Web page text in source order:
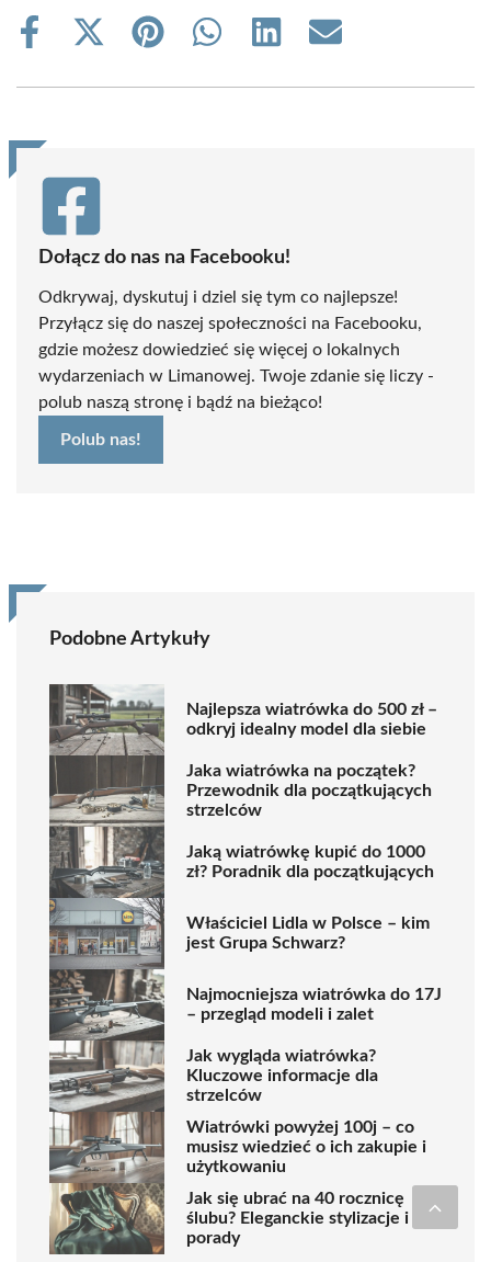
Share
Share
(Twitter)
Share
Share
Share
Share
Dołącz do nas na Facebooku!
Odkrywaj, dyskutuj i dziel się tym co najlepsze!
Przyłącz się do naszej społeczności na Facebooku,
gdzie możesz dowiedzieć się więcej o lokalnych
wydarzeniach w Limanowej. Twoje zdanie się liczy -
polub naszą stronę i bądź na bieżąco!
Polub nas!
Podobne Artykuły
Najlepsza wiatrówka do 500 zł –
odkryj idealny model dla siebie
Jaka wiatrówka na początek?
Przewodnik dla początkujących
strzelców
Jaką wiatrówkę kupić do 1000
zł? Poradnik dla początkujących
Właściciel Lidla w Polsce – kim
jest Grupa Schwarz?
Najmocniejsza wiatrówka do 17J
– przegląd modeli i zalet
Jak wygląda wiatrówka?
Kluczowe informacje dla
strzelców
Wiatrówki powyżej 100j – co
musisz wiedzieć o ich zakupie i
użytkowaniu
Jak się ubrać na 40 rocznicę
ślubu? Eleganckie stylizacje i
porady